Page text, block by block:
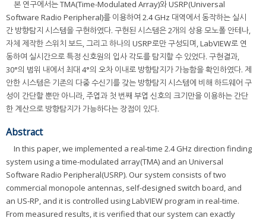
본 연구에서는 TMA(Time-Modulated Array)와 USRP(Universal
Software Radio Peripheral)를 이용하여 2.4 GHz 대역에서 동작하는 실시
간 방향탐지 시스템을 구현하였다. 구현된 시스템은 2개의 상용 모노폴 안테나,
자체 제작한 스위치 보드, 그리고 하나의 USRP로만 구성되며, LabVIEW로 연
동하여 실시간으로 특정 신호원의 입사 각도를 탐지할 수 있었다. 구현결과,
30°의 범위 내에서 최대 4°의 오차 이내로 방향탐지가 가능함을 확인하였다. 제
안한 시스템은 기존의 다중 수신기를 갖는 방향탐지 시스템에 비해 하드웨어 구
성이 간단할 뿐만 아니라, 주엽과 첫 번째 부엽 신호의 크기만을 이용하는 간단
한 계산으로 방향탐지가 가능하다는 장점이 있다.
Abstract
In this paper, we implemented a real-time 2.4 GHz direction finding
system using a time-modulated array(TMA) and an Universal
Software Radio Peripheral(USRP). Our system consists of two
commercial monopole antennas, self-designed switch board, and
an US-RP, and it is controlled using LabVIEW program in real-time.
From measured results, it is verified that our system can exactly